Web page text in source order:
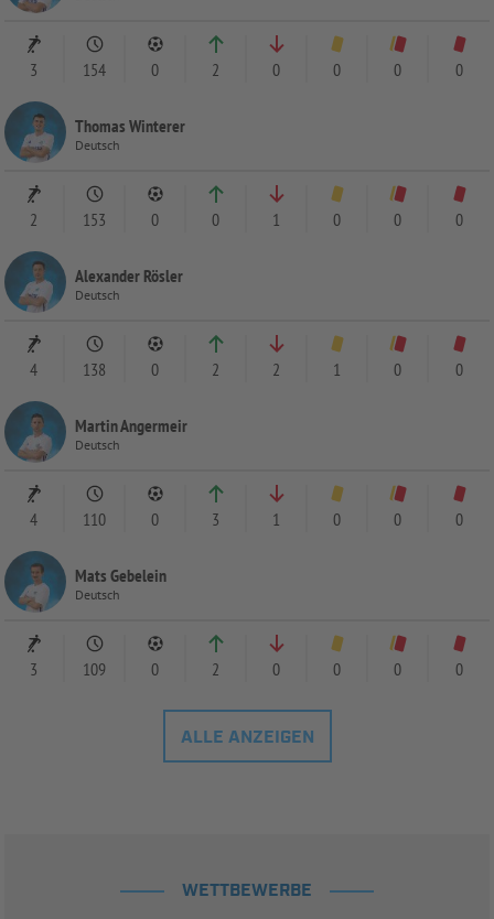
3 154 0 2 0 0 0 0
Thomas Winterer
Deutsch
2 153 0 0 1 0 0 0
Alexander Rösler
Deutsch
4 138 0 2 2 1 0 0
Martin Angermeir
Deutsch
4 110 0 3 1 0 0 0
Mats Gebelein
Deutsch
3 109 0 2 0 0 0 0
ALLE ANZEIGEN
WETTBEWERBE